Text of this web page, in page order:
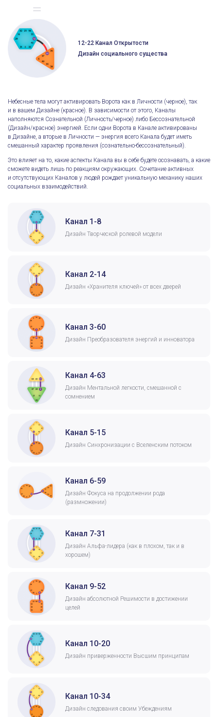
12-22 Канал Открытости
Дизайн социального существа
Небесные тела могут активировать Ворота как в Личности (черное), так
и в вашем Дизайне (красное). В зависимости от этого, Каналы
наполняются Сознательной (Личность/черное) либо Бессознательной
(Дизайн/красное) энергией. Если одни Ворота в Канале активированы
в Дизайне, а вторые в Личности — энергия всего Канала будет иметь
смешанный характер проявления (сознательно-бессознательный).
Это влияет на то, какие аспекты Канала вы в себе будете осознавать, а какие
сможете видеть лишь по реакциям окружающих. Сочетание активных
и отсутствующих Каналов у людей рождает уникальную механику наших
социальных взаимодействий.
Канал 1-8
Дизайн Творческой ролевой модели
Канал 2-14
Дизайн «Хранителя ключей» от всех дверей
Канал 3-60
Дизайн Преобразователя энергий и инноватора
Канал 4-63
Дизайн Ментальной легкости, смешанной с
сомнением
Канал 5-15
Дизайн Синхронизации с Вселенским потоком
Канал 6-59
Дизайн Фокуса на продолжении рода
(размножении)
Канал 7-31
Дизайн Альфа-лидера (как в плохом, так и в
хорошем)
Канал 9-52
Дизайн абсолютной Решимости в достижении
целей
Канал 10-20
Дизайн приверженности Высшим принципам
Канал 10-34
Дизайн следования своим Убеждениям